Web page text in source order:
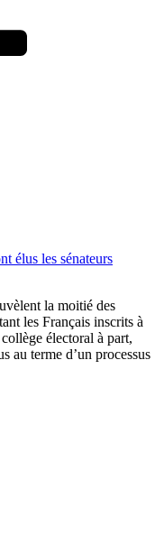
élus les sénateurs
la moitié des
les Français inscrits à
électoral à part,
au terme d’un processus